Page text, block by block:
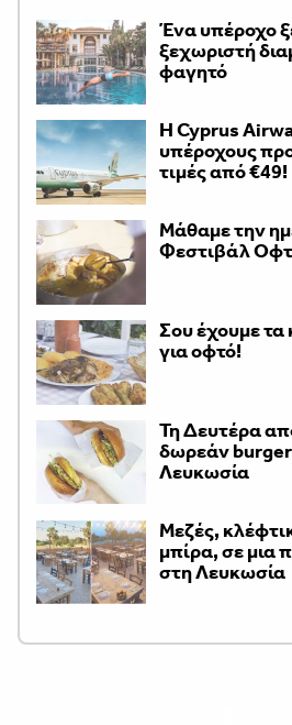
Ένα υπέροχο
ξεχωριστή
φαγητό
H Cyprus
υπέροχους
τιμές από €49!
Μάθαμε την
Φεστιβάλ
Σου έχουμε τα
για οφτό!
Τη Δευτέρα
δωρεάν burger
Λευκωσία
Μεζές,
μπίρα, σε μια
στη Λευκωσία